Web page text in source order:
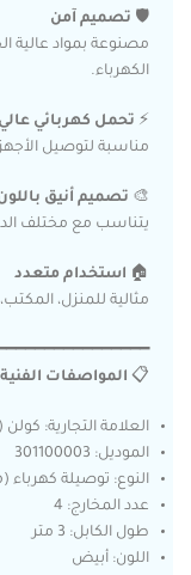
🛡️ تصميم آمن
مصنوعة بمواد عالية
الكهرباء.
⚡ تحمل كهربائي عالي
مناسبة لتوصيل
🎨 تصميم أنيق
يتناسب مع مختلف
🏠 استخدام متعدد
مثالية للمنزل،
📋 المواصفات الفنية
العلامة التجارية: كولن (Koolen)
الموديل: 301100003
النوع: توصيلة كهرباء (Power Strip)
عدد المخارج: 4
طول الكابل: 3 متر
اللون: أبيض